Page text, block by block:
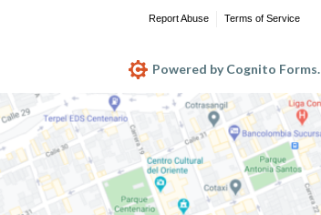
Report Abuse Terms of Service
Powered by Cognito Forms.